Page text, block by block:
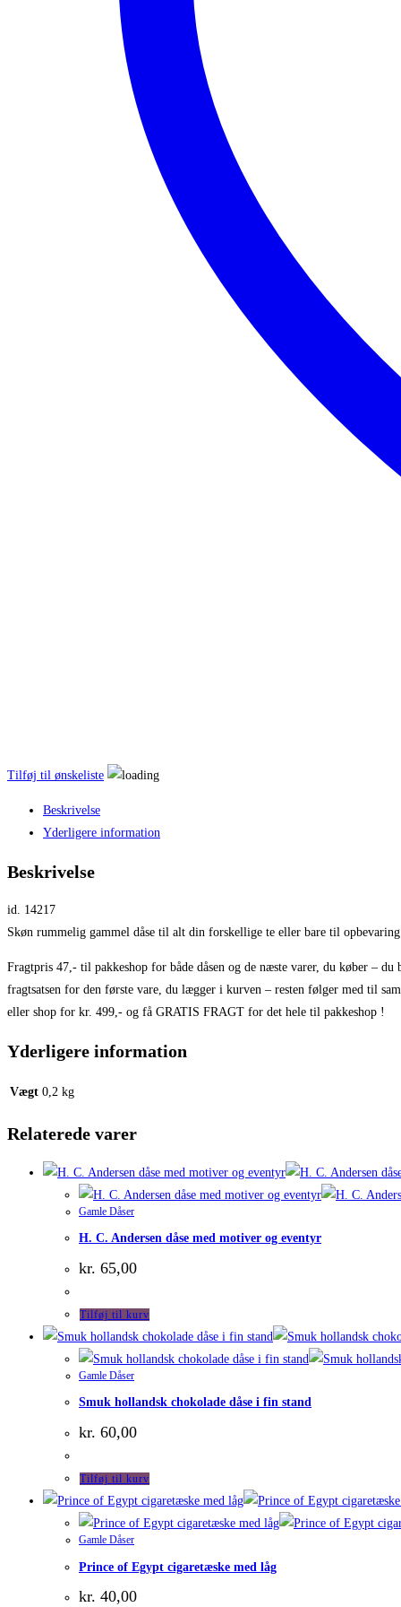
Tilføj til ønskeliste
Beskrivelse
Yderligere information
Beskrivelse
id. 14217
Skøn rummelig gammel dåse til alt din forskellige te eller bare til opbevaring
Fragtpris 47,- til pakkeshop for både dåsen og de næste varer, du køber – du
fragtsatsen for den første vare, du lægger i kurven – resten følger med til
eller shop for kr. 499,- og få GRATIS FRAGT for det hele til pakkeshop !
Yderligere information
Vægt 0,2 kg
Relaterede varer
Gamle Dåser
H. C. Andersen dåse med motiver og eventyr
kr. 65,00
Tilføj til kurv
Gamle Dåser
Smuk hollandsk chokolade dåse i fin stand
kr. 60,00
Tilføj til kurv
Gamle Dåser
Prince of Egypt cigaretæske med låg
kr. 40,00